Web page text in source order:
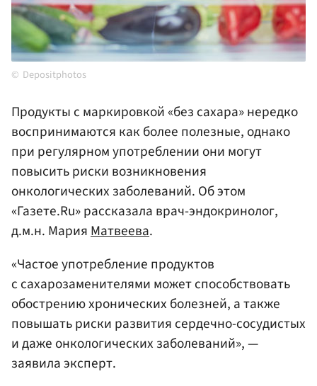
Depositphotos
Продукты с маркировкой «без сахара» нередко
воспринимаются как более полезные, однако
при регулярном употреблении они могут
повысить риски возникновения
онкологических заболеваний. Об этом
«Газете.Ru» рассказала врач-эндокринолог,
д.м.н. МарияМатвеева.
«Частое употребление продуктов
с сахарозаменителями может способствовать
обострению хронических болезней, а также
повышать риски развития сердечно-сосудистых
и даже онкологических заболеваний», —
заявила эксперт.